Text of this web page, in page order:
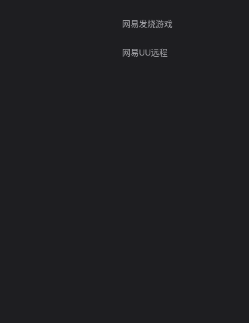
网易发烧游戏
网易UU远程